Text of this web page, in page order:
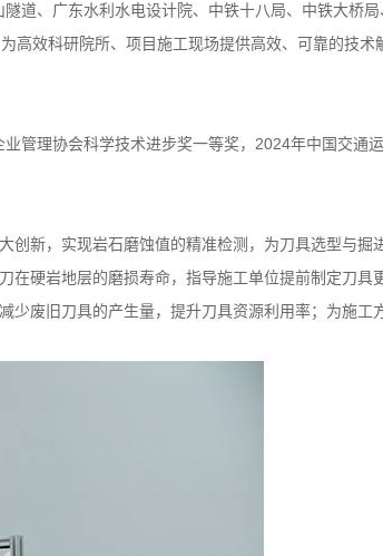
道、广东水利水电设计院、中铁十八局、中铁大桥
高效科研院所、项目施工现场提供高效、可靠的技
管理协会科学技术进步奖一等奖，2024年中国交通
创新，实现岩石磨蚀值的精准检测，为刀具选型与掘
在硬岩地层的磨损寿命，指导施工单位提前制定刀具
少废旧刀具的产生量，提升刀具资源利用率；为施工